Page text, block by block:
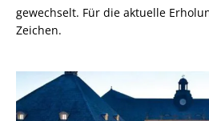
gewechselt. Für die aktuelle
Zeichen.